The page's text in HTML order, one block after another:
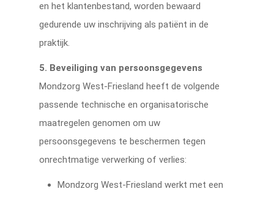
en het klantenbestand, worden bewaard
gedurende uw inschrijving als patiënt in de
praktijk.
5. Beveiliging van persoonsgegevens
Mondzorg West-Friesland heeft de volgende
passende technische en organisatorische
maatregelen genomen om uw
persoonsgegevens te beschermen tegen
onrechtmatige verwerking of verlies:
Mondzorg West-Friesland werkt met een